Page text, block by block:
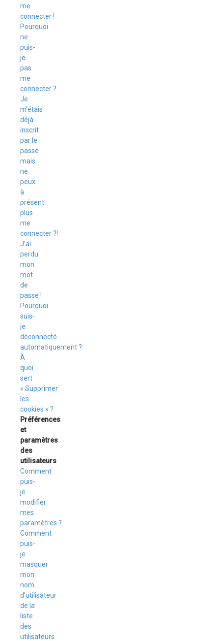
me
connecter !
Pourquoi
ne
puis-
je
pas
me
connecter ?
Je
m’étais
déjà
inscrit
par le
passé
mais
ne
peux
à
présent
plus
me
connecter ?!
J’ai
perdu
mon
mot
de
passe !
Pourquoi
suis-
je
déconnecté
automatiquement ?
À
quoi
sert
« Supprimer
les
cookies » ?
Préférences
et
paramètres
des
utilisateurs
Comment
puis-
je
modifier
mes
paramètres ?
Comment
puis-
je
masquer
mon
nom
d’utilisateur
de la
liste
des
utilisateurs